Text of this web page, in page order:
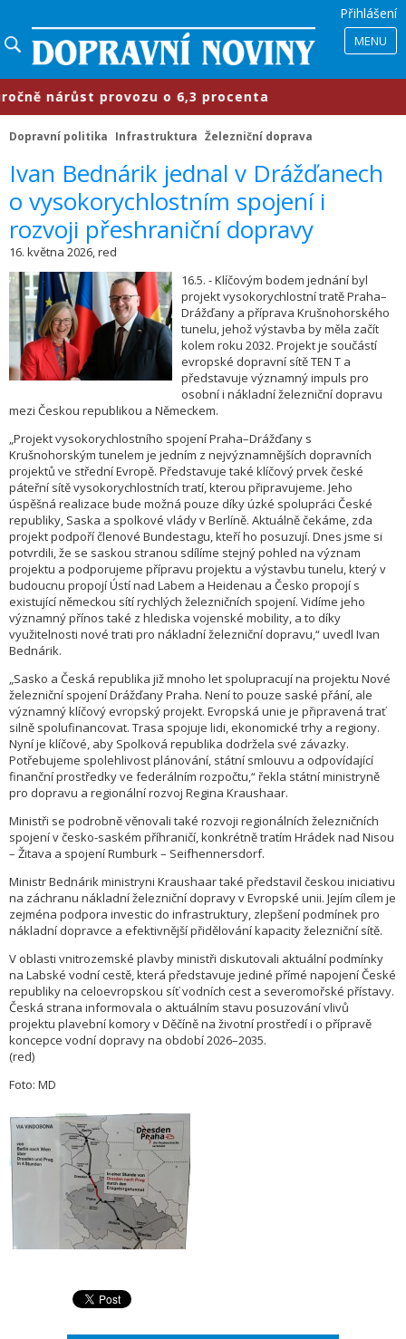
Přihlášení
MENU
nárůst provozu o 6,3 procenta
Dopravní politika Infrastruktura Železniční doprava
​Ivan Bednárik jednal v Drážďanech
o vysokorychlostním spojení i
rozvoji přeshraniční dopravy
16. května 2026, red
16.5. - Klíčovým bodem jednání byl
projekt vysokorychlostní tratě Praha–
Drážďany a příprava Krušnohorského
tunelu, jehož výstavba by měla začít
kolem roku 2032. Projekt je součástí
evropské dopravní sítě TEN T a
představuje významný impuls pro
osobní i nákladní železniční dopravu
mezi Českou republikou a Německem.
„Projekt vysokorychlostního spojení Praha–Drážďany s
Krušnohorským tunelem je jedním z nejvýznamnějších dopravních
projektů ve střední Evropě. Představuje také klíčový prvek české
páteřní sítě vysokorychlostních tratí, kterou připravujeme. Jeho
úspěšná realizace bude možná pouze díky úzké spolupráci České
republiky, Saska a spolkové vlády v Berlíně. Aktuálně čekáme, zda
projekt podpoří členové Bundestagu, kteří ho posuzují. Dnes jsme si
potvrdili, že se saskou stranou sdílíme stejný pohled na význam
projektu a podporujeme přípravu projektu a výstavbu tunelu, který v
budoucnu propojí Ústí nad Labem a Heidenau a Česko propojí s
existující německou sítí rychlých železničních spojení. Vidíme jeho
významný přínos také z hlediska vojenské mobility, a to díky
využitelnosti nové trati pro nákladní železniční dopravu,“ uvedl Ivan
Bednárik.
„Sasko a Česká republika již mnoho let spolupracují na projektu Nové
železniční spojení Drážďany Praha. Není to pouze saské přání, ale
významný klíčový evropský projekt. Evropská unie je připravená trať
silně spolufinancovat. Trasa spojuje lidi, ekonomické trhy a regiony.
Nyní je klíčové, aby Spolková republika dodržela své závazky.
Potřebujeme spolehlivost plánování, státní smlouvu a odpovídající
finanční prostředky ve federálním rozpočtu,“ řekla státní ministryně
pro dopravu a regionální rozvoj Regina Kraushaar.
Ministři se podrobně věnovali také rozvoji regionálních železničních
spojení v česko-saském příhraničí, konkrétně tratím Hrádek nad Nisou
– Žitava a spojení Rumburk – Seifhennersdorf.
Ministr Bednárik ministryni Kraushaar také představil českou iniciativu
na záchranu nákladní železniční dopravy v Evropské unii. Jejím cílem je
zejména podpora investic do infrastruktury, zlepšení podmínek pro
nákladní dopravce a efektivnější přidělování kapacity železniční sítě.
V oblasti vnitrozemské plavby ministři diskutovali aktuální podmínky
na Labské vodní cestě, která představuje jediné přímé napojení České
republiky na celoevropskou síť vodních cest a severomořské přístavy.
Česká strana informovala o aktuálním stavu posuzování vlivů
projektu plavební komory v Děčíně na životní prostředí i o přípravě
koncepce vodní dopravy na období 2026–2035.
(red)
Foto: MD